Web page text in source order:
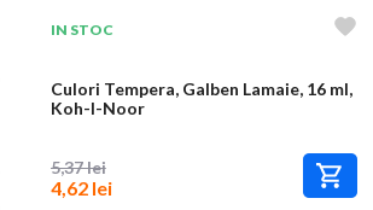
IN STOC
Culori Tempera, Galben Lamaie, 16 ml,
Koh-I-Noor
5,37 lei
4,62 lei